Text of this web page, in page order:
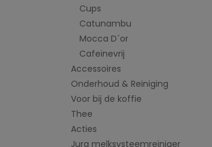
Cups
Catunambu
Mocca D´or
Cafeïnevrij
Accessoires
Onderhoud & Reiniging
Voor bij de koffie
Thee
Acties
Jura melksysteemreiniger